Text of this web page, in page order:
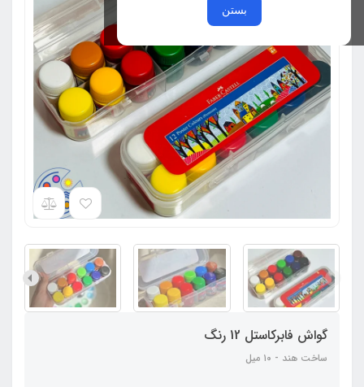
بستن
گواش فابرکاستل 12 رنگ
ساخت هند - ۱۰ میل